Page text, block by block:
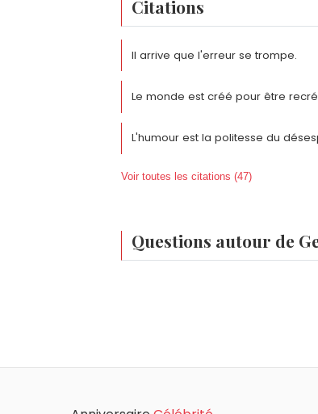
Citations
Il arrive que l'erreur se trompe.
Le monde est créé pour être
L'humour est la politesse du
Voir toutes les citations (47)
Questions autour de